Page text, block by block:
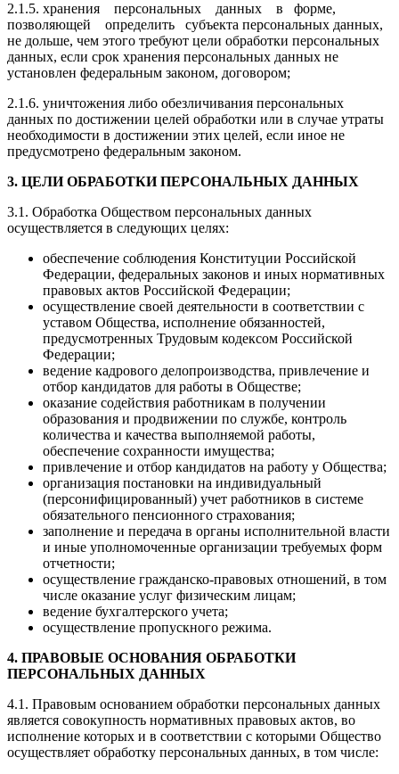
2.1.5. хранения персональных данных в форме,
позволяющей определить субъекта персональных данных,
не дольше, чем этого требуют цели обработки персональных
данных, если срок хранения персональных данных не
установлен федеральным законом, договором;
2.1.6. уничтожения либо обезличивания персональных
данных по достижении целей обработки или в случае утраты
необходимости в достижении этих целей, если иное не
предусмотрено федеральным законом.
3. ЦЕЛИ ОБРАБОТКИ ПЕРСОНАЛЬНЫХ ДАННЫХ
3.1. Обработка Обществом персональных данных
осуществляется в следующих целях:
обеспечение соблюдения Конституции Российской
Федерации, федеральных законов и иных нормативных
правовых актов Российской Федерации;
осуществление своей деятельности в соответствии с
уставом Общества, исполнение обязанностей,
предусмотренных Трудовым кодексом Российской
Федерации;
ведение кадрового делопроизводства, привлечение и
отбор кандидатов для работы в Обществе;
оказание содействия работникам в получении
образования и продвижении по службе, контроль
количества и качества выполняемой работы,
обеспечение сохранности имущества;
привлечение и отбор кандидатов на работу у Общества;
организация постановки на индивидуальный
(персонифицированный) учет работников в системе
обязательного пенсионного страхования;
заполнение и передача в органы исполнительной власти
и иные уполномоченные организации требуемых форм
отчетности;
осуществление гражданско-правовых отношений, в том
числе оказание услуг физическим лицам;
ведение бухгалтерского учета;
осуществление пропускного режима.
4. ПРАВОВЫЕ ОСНОВАНИЯ ОБРАБОТКИ
ПЕРСОНАЛЬНЫХ ДАННЫХ
4.1. Правовым основанием обработки персональных данных
является совокупность нормативных правовых актов, во
исполнение которых и в соответствии с которыми Общество
осуществляет обработку персональных данных, в том числе: